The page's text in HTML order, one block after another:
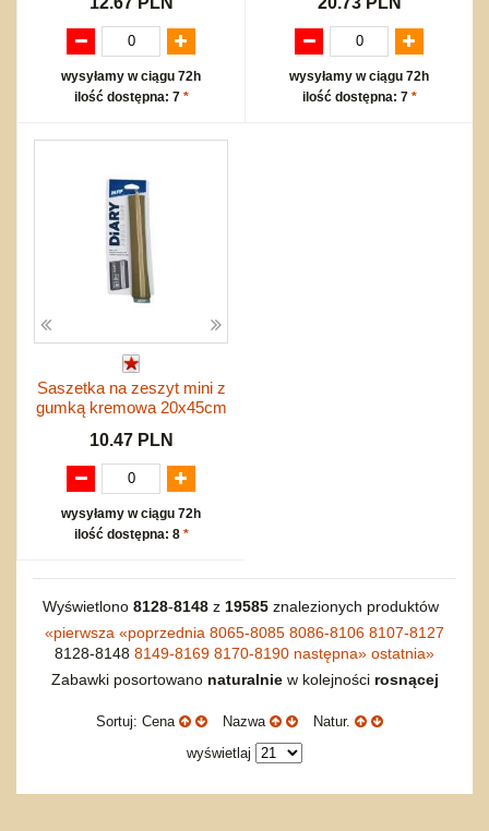
wysyłamy w ciągu 72h
ilość dostępna: 7 *
wysyłamy w ciągu 72h
ilość dostępna: 7 *
Saszetka na zeszyt mini z
gumką kremowa 20x45cm
10.47 PLN
wysyłamy w ciągu 72h
ilość dostępna: 8 *
Wyświetlono 8128-8148z 19585znalezionych produktów
«pierwsza «poprzednia 8065-8085 8086-8106 8107-8127
8128-8148 8149-8169 8170-8190 następna» ostatnia»
Zabawki posortowano naturalniew kolejności rosnącej
Sortuj: Cena Nazwa
Natur.
wyświetlaj